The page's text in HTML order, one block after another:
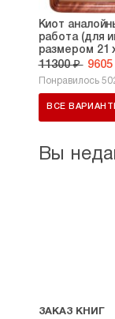
Киот
работа (для
размером 21
11300 ₽ 9605
Понравилось
ВСЕ
Вы
ЗАКАЗ КНИГ